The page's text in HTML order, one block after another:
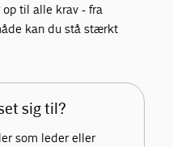
til alle krav - fra
kan du stå stærkt
sig til?
som leder eller